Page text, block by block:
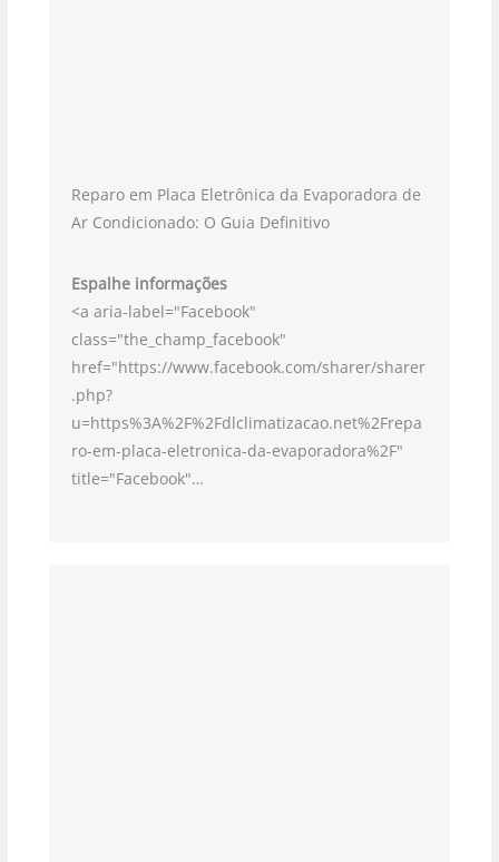
Reparo em Placa Eletrônica da Evaporadora de
Ar Condicionado: O Guia Definitivo
Espalhe informações
<a aria-label="Facebook"
class="the_champ_facebook"
href="https://www.facebook.com/sharer/sharer
.php?
u=https%3A%2F%2Fdlclimatizacao.net%2Frepa
ro-em-placa-eletronica-da-evaporadora%2F"
title="Facebook"…